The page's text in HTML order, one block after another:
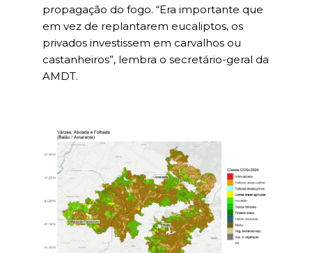
propagação do fogo. “Era importante que
em vez de replantarem eucaliptos, os
privados investissem em carvalhos ou
castanheiros”, lembra o secretário-geral da
AMDT.